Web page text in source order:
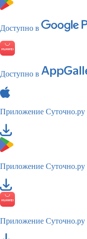
Доступно в
Доступно в
Приложение Суточно.ру
Приложение Суточно.ру
Приложение Суточно.ру